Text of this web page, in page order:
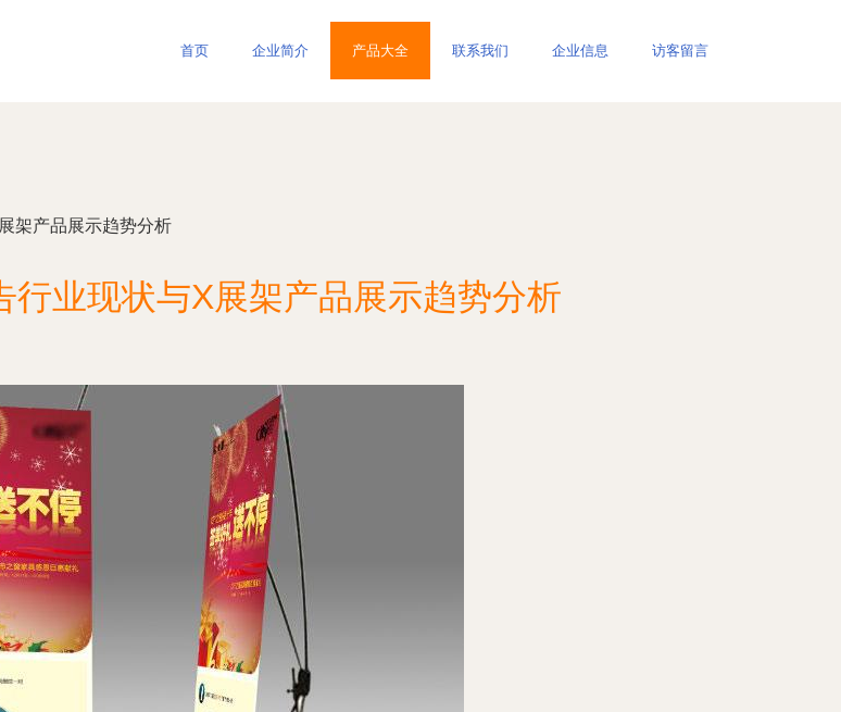
首页 企业简介 产品大全 联系我们 企业信息 访客留言
架产品展示趋势分析
行业现状与X展架产品展示趋势分析